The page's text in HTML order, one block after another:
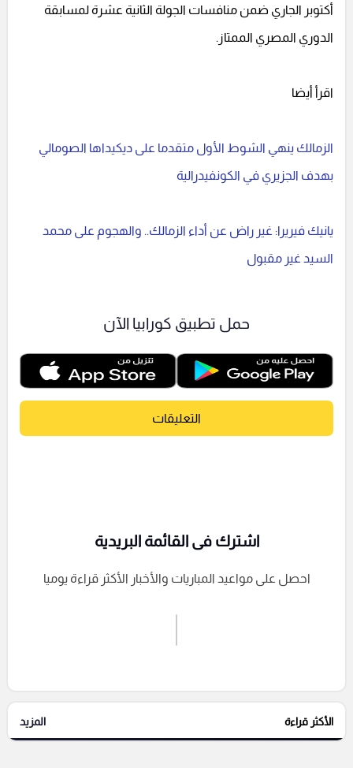
أكتوبر الجاري ضمن منافسات الجولة الثانية عشرة لمسابقة
الدوري المصري الممتاز.
اقرأ أيضا
الزمالك ينهي الشوط الأول متقدما على ديكيداها الصومالي
بهدف الجزيري في الكونفيدرالية
يانيك فيريرا: غير راض عن أداء الزمالك.. والهجوم على محمد
السيد غير مقبول
حمل تطبيق كورابيا الآن
التعليقات
إرسال تعليق
التعليقات السابقة
اشترك فى القائمة البريدية
احصل على مواعيد المباريات والأخبار الأكثر قراءة يوميا
الأكثر قراءة المزيد